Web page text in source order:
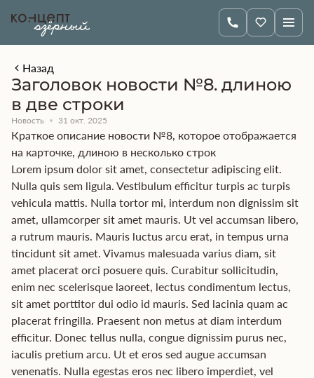
Назад
Заголовок новости №8. длиною
в две строки
Новость 31 окт. 2025
Краткое описание новости №8, которое отображается
на карточке, длиною в несколько строк
Lorem ipsum dolor sit amet, consectetur adipiscing elit.
Nulla quis sem ligula. Vestibulum efficitur turpis ac turpis
vehicula mattis. Nulla tortor mi, interdum non dignissim sit
amet, ullamcorper sit amet mauris. Ut vel accumsan libero,
a rutrum mauris. Mauris luctus arcu erat, in tempus urna
tincidunt sit amet. Vivamus malesuada varius diam, sit
amet placerat orci posuere quis. Curabitur sollicitudin,
enim nec scelerisque laoreet, lectus condimentum lectus,
sit amet porttitor dui odio id mauris. Sed lacinia quam ac
placerat fringilla. Praesent non metus at diam interdum
efficitur. Donec tellus nulla, congue dignissim purus nec,
iaculis pretium arcu. Ut et eros sed augue accumsan
venenatis. Nulla egestas eros nec libero imperdiet, vel